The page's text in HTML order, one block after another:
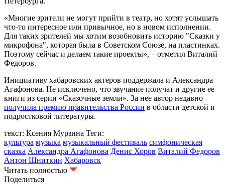
«Многие зрители не могут прийти в театр, но хотят услышать
что-то интересное или привычное, но в новом исполнении.
Для таких зрителей мы хотим возобновить историю "Сказки у
микрофона", которая была в Советском Союзе, на пластинках.
Поэтому сейчас и делаем такие проекты», – отметил Виталий
Федоров.
Инициативу хабаровских актеров поддержала и Александра
Агафонова. Не исключено, что звучание получат и другие ее
книги из серии «Сказочные земли». За нее автор недавно
получила премию правительства России в области детской и
подростковой литературы.
текст: Ксения Мурзина Теги:
культура музыка музыкальный фестиваль симфоническая
сказка Александра Агафонова Денис Хоров Виталий Федоров
Антон Шниткин Хабаровск
Читать полностью
Поделиться